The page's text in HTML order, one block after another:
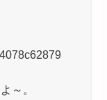
～。